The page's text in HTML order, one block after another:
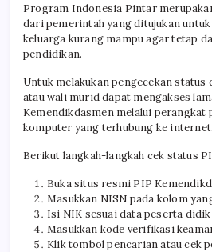
Program Indonesia Pintar
dari pemerintah yang ditujukan
keluarga kurang mampu agar tetap
pendidikan.
Untuk melakukan pengecekan status
atau wali murid dapat mengakses
Kemendikdasmen melalui perangkat
komputer yang terhubung ke internet.
Berikut langkah-langkah cek status
Buka situs resmi PIP
Masukkan NISN pada kolom
Isi NIK sesuai data peserta didik
Masukkan kode verifikasi
Klik tombol pencarian atau cek